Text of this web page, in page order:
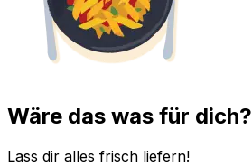
Wäre das was für dich?
Lass dir alles frisch liefern!